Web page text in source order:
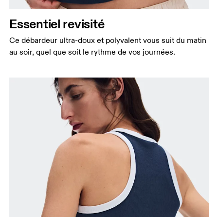
Essentiel revisité
Ce débardeur ultra-doux et polyvalent vous suit du matin
au soir, quel que soit le rythme de vos journées.